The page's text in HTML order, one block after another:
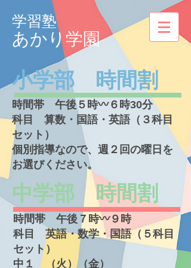
学習塾
​あかり学園
​小学部 時間割
時間帯 午後５時〰６時30分
科目 算数・国語・英語（３科目
セット）
個別指導なので、週２回の曜日を
お選びください。
​中学部 時間割
時間帯 午後７時〰９時
科目 英語・数学・国語（５科目
セット）
中１ （火）（金）